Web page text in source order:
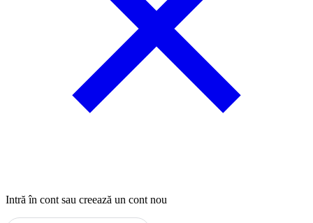
Intră în cont sau creează un cont nou